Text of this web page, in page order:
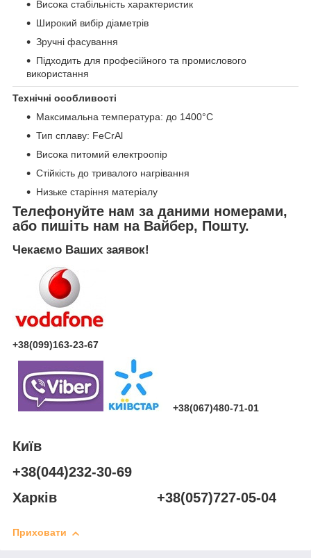
Висока стабільність характеристик
Широкий вибір діаметрів
Зручні фасування
Підходить для професійного та промислового
використання
Технічні особливості
Максимальна температура: до 1400°C
Тип сплаву: FeCrAl
Висока питомий електроопір
Стійкість до тривалого нагрівання
Низьке старіння матеріалу
Телефонуйте нам за даними номерами,
або пишіть нам на Вайбер, Пошту.
Чекаємо Ваших заявок!
+38(099)163-23-67
+38(067)480-71-01
Київ
+38(044)232-30-69
Харків +38(057)727-05-04
Приховати